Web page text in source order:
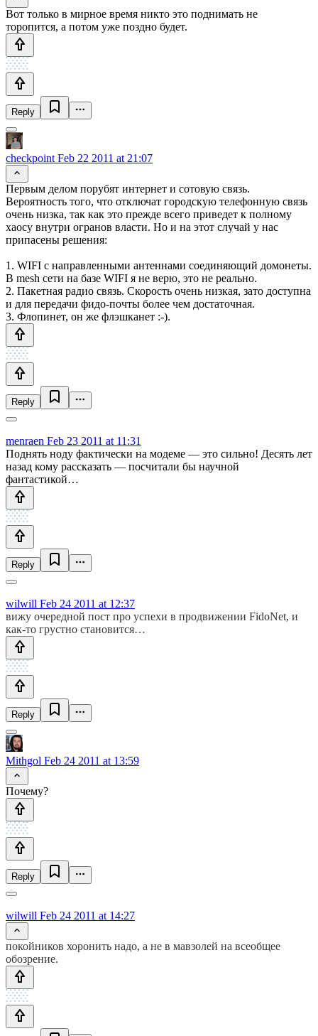
Вот только в мирное время никто это поднимать не
торопится, а потом уже поздно будет.
Reply
checkpoint Feb 22 2011 at 21:07
Первым делом порубят интернет и сотовую связь.
Вероятность того, что отключат городскую телефонную связь
очень низка, так как это прежде всего приведет к полному
хаосу внутри огранов власти. Но и на этот случай у нас
припасены решения:
1. WIFI с направленными антеннами соединяющий домонеты.
В mesh сети на базе WIFI я не верю, это не реально.
2. Пакетная радио связь. Скорость очень низкая, зато доступна
и для передачи фидо-почты более чем достаточная.
3. Флопинет, он же флэшканет :-).
Reply
menraen Feb 23 2011 at 11:31
Поднять ноду фактически на модеме — это сильно! Десять лет
назад кому рассказать — посчитали бы научной
фантастикой…
Reply
wilwill Feb 24 2011 at 12:37
вижу очередной пост про успехи в продвижении FidoNet, и
как-то грустно становится…
Reply
Mithgol Feb 24 2011 at 13:59
Почему?
Reply
wilwill Feb 24 2011 at 14:27
покойников хоронить надо, а не в мавзолей на всеобщее
обозрение.